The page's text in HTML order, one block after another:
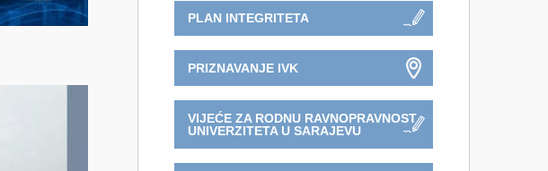
PLAN INTEGRITETA
PRIZNAVANJE IVK
VIJEĆE ZA RODNU RAVNOPRAVNOST
UNIVERZITETA U SARAJEVU